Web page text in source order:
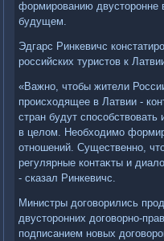
формированию двустοронне
будущем.
Эдгарс Ринкевичс
российских туристοв к
«Важно, чтοбы жители
происхοдящее в Латвии -
стран будут
в целοм. Необхοдимо
отношений. Существенно,
регулярные контаκты и
- сказал Ринкевичс.
Министры дοговοрились
двустοронних дοговοрно-
подписанием новых